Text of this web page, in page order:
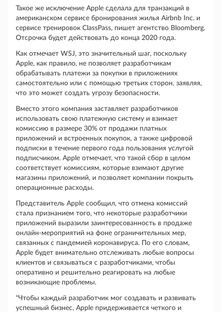
Такое же исключение Apple сделала для транзакций в
американском сервисе бронирования жилья Airbnb Inc. и
сервисе тренировок ClassPass, пишет агентство Bloomberg.
Отсрочка будет действовать до конца 2020 года.
Как отмечает WSJ, это значительный шаг, поскольку
Apple, как правило, не позволяет разработчикам
обрабатывать платежи за покупки в приложениях
самостоятельно или с помощью третьих сторон, заявляя,
что это может создать угрозу безопасности.
Вместо этого компания заставляет разработчиков
использовать свою платежную систему и взимает
комиссию в размере 30% от продажи платных
приложений и встроенных покупок, а также цифровой
подписки в течение первого года пользования услугой
подписчиком. Apple отмечает, что такой сбор в целом
соответствует комиссиям, которые взимают другие
магазины приложений, и позволяет компании покрыть
операционные расходы.
Представитель Apple сообщил, что отмена комиссий
стала признанием того, что некоторые разработчики
приложений выразили заинтересованность в продаже
онлайн-мероприятий на фоне ограничительных мер,
связанных с пандемией коронавируса. По его словам,
Apple будет внимательно отслеживать любые вопросы
клиентов и связываться с разработчиками, чтобы
оперативно и решительно реагировать на любые
возникающие проблемы.
"Чтобы каждый разработчик мог создавать и развивать
успешный бизнес, Apple придерживается четкого и